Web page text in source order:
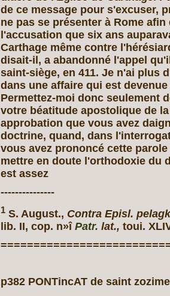
de ce message pour s'excuser,
ne pas se présenter à Rome
l'accusation que six ans
Carthage même contre
disait-il, a abandonné l'appel
saint-siège, en 411. Je n'ai plus
dans une affaire qui est
Permettez-moi donc seulement
votre béatitude apostolique de
approbation que vous avez
doctrine, quand, dans
vous avez prononcé cette
mettre en doute l'orthodoxie du
est assez
---------------
1S. August., Contra Episl.
lib. II, cop. n»î Patr. lat., toui.
p382 PONTincAT de saint